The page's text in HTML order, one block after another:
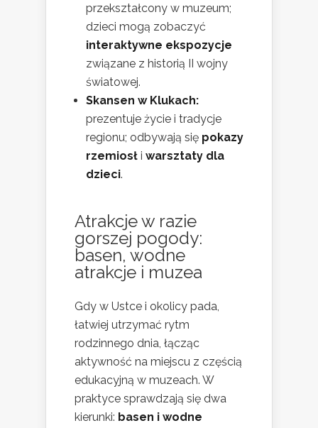
przekształcony w muzeum;
dzieci mogą zobaczyć
interaktywne ekspozycje
związane z historią II wojny
światowej.
Skansen w Klukach:
prezentuje życie i tradycje
regionu; odbywają się pokazy
rzemiosł i warsztaty dla
dzieci.
Atrakcje w razie
gorszej pogody:
basen, wodne
atrakcje i muzea
Gdy w Ustce i okolicy pada,
łatwiej utrzymać rytm
rodzinnego dnia, łącząc
aktywność na miejscu z częścią
edukacyjną w muzeach. W
praktyce sprawdzają się dwa
kierunki: basen i wodne